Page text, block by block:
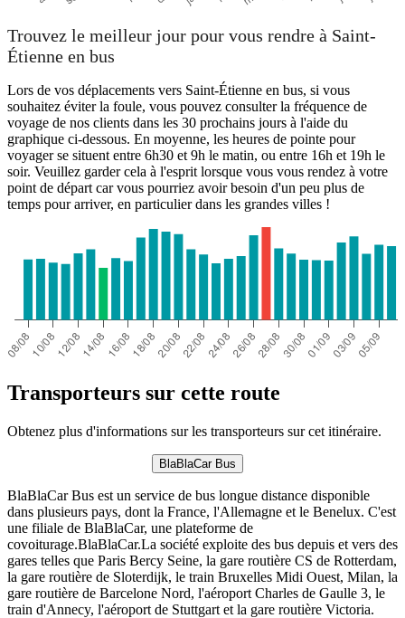
Trouvez le meilleur jour pour vous rendre à Saint-
Étienne en bus
Lors de vos déplacements vers Saint-Étienne en bus, si vous
souhaitez éviter la foule, vous pouvez consulter la fréquence de
voyage de nos clients dans les 30 prochains jours à l'aide du
graphique ci-dessous. En moyenne, les heures de pointe pour
voyager se situent entre 6h30 et 9h le matin, ou entre 16h et 19h le
soir. Veuillez garder cela à l'esprit lorsque vous vous rendez à votre
point de départ car vous pourriez avoir besoin d'un peu plus de
temps pour arriver, en particulier dans les grandes villes !
Transporteurs sur cette route
Obtenez plus d'informations sur les transporteurs sur cet itinéraire.
BlaBlaCar Bus
BlaBlaCar Bus est un service de bus longue distance disponible
dans plusieurs pays, dont la France, l'Allemagne et le Benelux. C'est
une filiale de BlaBlaCar, une plateforme de
covoiturage.BlaBlaCar.La société exploite des bus depuis et vers des
gares telles que Paris Bercy Seine, la gare routière CS de Rotterdam,
la gare routière de Sloterdijk, le train Bruxelles Midi Ouest, Milan, la
gare routière de Barcelone Nord, l'aéroport Charles de Gaulle 3, le
train d'Annecy, l'aéroport de Stuttgart et la gare routière Victoria.